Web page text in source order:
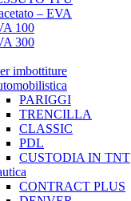
– EVA
100
300
imbottiture
PARIGGI
TRENCILLA
CLASSIC
PDL
CUSTODIA IN TNT
CONTRACT PLUS